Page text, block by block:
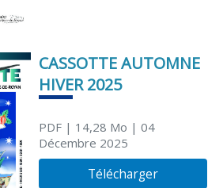
CASSOTTE AUTOMNE
HIVER 2025
PDF| 14,28 Mo | 04
Décembre 2025
Télécharger